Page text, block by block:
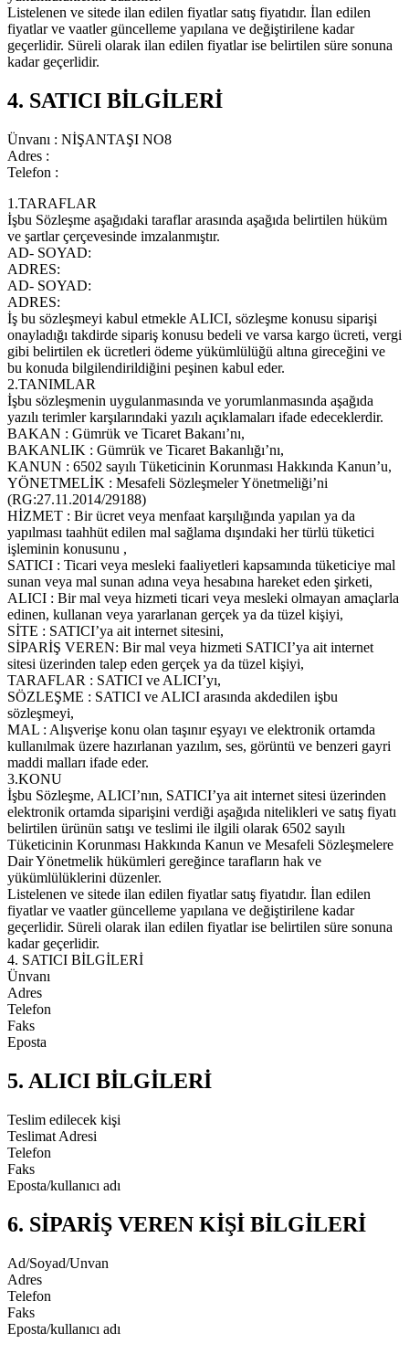
Listelenen ve sitede ilan edilen fiyatlar satış fiyatıdır. İlan edilen
fiyatlar ve vaatler güncelleme yapılana ve değiştirilene kadar
geçerlidir. Süreli olarak ilan edilen fiyatlar ise belirtilen süre sonuna
kadar geçerlidir.
4. SATICI BİLGİLERİ
Ünvanı : NİŞANTAŞI NO8
Adres :
Telefon :
1.TARAFLAR
İşbu Sözleşme aşağıdaki taraflar arasında aşağıda belirtilen hüküm
ve şartlar çerçevesinde imzalanmıştır.
AD- SOYAD:
ADRES:
AD- SOYAD:
ADRES:
İş bu sözleşmeyi kabul etmekle ALICI, sözleşme konusu siparişi
onayladığı takdirde sipariş konusu bedeli ve varsa kargo ücreti, vergi
gibi belirtilen ek ücretleri ödeme yükümlülüğü altına gireceğini ve
bu konuda bilgilendirildiğini peşinen kabul eder.
2.TANIMLAR
İşbu sözleşmenin uygulanmasında ve yorumlanmasında aşağıda
yazılı terimler karşılarındaki yazılı açıklamaları ifade edeceklerdir.
BAKAN : Gümrük ve Ticaret Bakanı’nı,
BAKANLIK : Gümrük ve Ticaret Bakanlığı’nı,
KANUN : 6502 sayılı Tüketicinin Korunması Hakkında Kanun’u,
YÖNETMELİK : Mesafeli Sözleşmeler Yönetmeliği’ni
(RG:27.11.2014/29188)
HİZMET : Bir ücret veya menfaat karşılığında yapılan ya da
yapılması taahhüt edilen mal sağlama dışındaki her türlü tüketici
işleminin konusunu ,
SATICI : Ticari veya mesleki faaliyetleri kapsamında tüketiciye mal
sunan veya mal sunan adına veya hesabına hareket eden şirketi,
ALICI : Bir mal veya hizmeti ticari veya mesleki olmayan amaçlarla
edinen, kullanan veya yararlanan gerçek ya da tüzel kişiyi,
SİTE : SATICI’ya ait internet sitesini,
SİPARİŞ VEREN: Bir mal veya hizmeti SATICI’ya ait internet
sitesi üzerinden talep eden gerçek ya da tüzel kişiyi,
TARAFLAR : SATICI ve ALICI’yı,
SÖZLEŞME : SATICI ve ALICI arasında akdedilen işbu
sözleşmeyi,
MAL : Alışverişe konu olan taşınır eşyayı ve elektronik ortamda
kullanılmak üzere hazırlanan yazılım, ses, görüntü ve benzeri gayri
maddi malları ifade eder.
3.KONU
İşbu Sözleşme, ALICI’nın, SATICI’ya ait internet sitesi üzerinden
elektronik ortamda siparişini verdiği aşağıda nitelikleri ve satış fiyatı
belirtilen ürünün satışı ve teslimi ile ilgili olarak 6502 sayılı
Tüketicinin Korunması Hakkında Kanun ve Mesafeli Sözleşmelere
Dair Yönetmelik hükümleri gereğince tarafların hak ve
yükümlülüklerini düzenler.
Listelenen ve sitede ilan edilen fiyatlar satış fiyatıdır. İlan edilen
fiyatlar ve vaatler güncelleme yapılana ve değiştirilene kadar
geçerlidir. Süreli olarak ilan edilen fiyatlar ise belirtilen süre sonuna
kadar geçerlidir.
4. SATICI BİLGİLERİ
Ünvanı
Adres
Telefon
Faks
Eposta
5. ALICI BİLGİLERİ
Teslim edilecek kişi
Teslimat Adresi
Telefon
Faks
Eposta/kullanıcı adı
6. SİPARİŞ VEREN KİŞİ BİLGİLERİ
Ad/Soyad/Unvan
Adres
Telefon
Faks
Eposta/kullanıcı adı